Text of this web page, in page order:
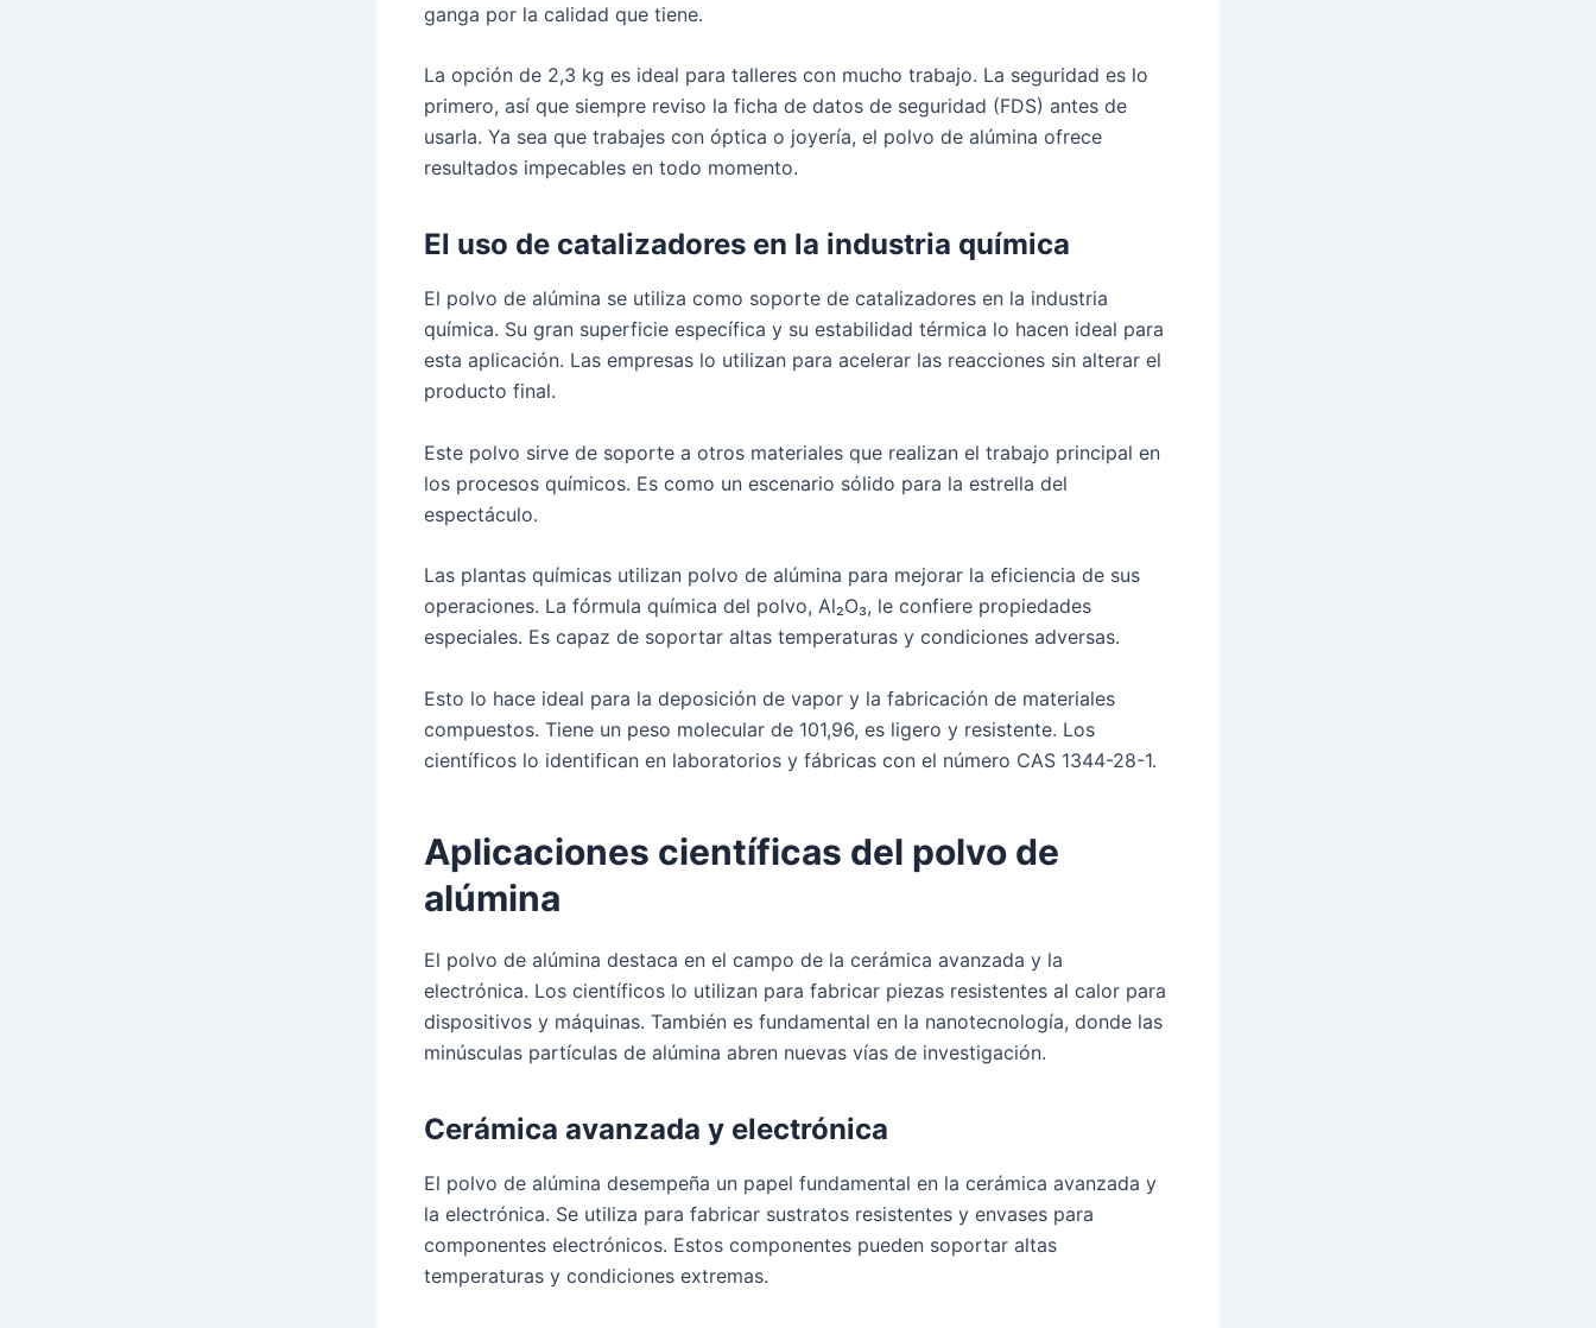
ganga por la calidad que tiene.
La opción de 2,3 kg es ideal para talleres con mucho trabajo. La seguridad es lo
primero, así que siempre reviso la ficha de datos de seguridad (FDS) antes de
usarla. Ya sea que trabajes con óptica o joyería, el polvo de alúmina ofrece
resultados impecables en todo momento.
El uso de catalizadores en la industria química
El polvo de alúmina se utiliza como soporte de catalizadores en la industria
química. Su gran superficie específica y su estabilidad térmica lo hacen ideal para
esta aplicación. Las empresas lo utilizan para acelerar las reacciones sin alterar el
producto final.
Este polvo sirve de soporte a otros materiales que realizan el trabajo principal en
los procesos químicos. Es como un escenario sólido para la estrella del
espectáculo.
Las plantas químicas utilizan polvo de alúmina para mejorar la eficiencia de sus
operaciones. La fórmula química del polvo, Al₂O₃, le confiere propiedades
especiales. Es capaz de soportar altas temperaturas y condiciones adversas.
Esto lo hace ideal para la deposición de vapor y la fabricación de materiales
compuestos. Tiene un peso molecular de 101,96, es ligero y resistente. Los
científicos lo identifican en laboratorios y fábricas con el número CAS 1344-28-1.
Aplicaciones científicas del polvo de
alúmina
El polvo de alúmina destaca en el campo de la cerámica avanzada y la
electrónica. Los científicos lo utilizan para fabricar piezas resistentes al calor para
dispositivos y máquinas. También es fundamental en la nanotecnología, donde las
minúsculas partículas de alúmina abren nuevas vías de investigación.
Cerámica avanzada y electrónica
El polvo de alúmina desempeña un papel fundamental en la cerámica avanzada y
la electrónica. Se utiliza para fabricar sustratos resistentes y envases para
componentes electrónicos. Estos componentes pueden soportar altas
temperaturas y condiciones extremas.